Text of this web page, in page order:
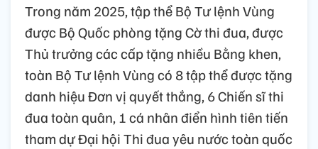
Trong năm 2025, tập thể Bộ Tư lệnh Vùng
được Bộ Quốc phòng tặng Cờ thi đua, được
Thủ trưởng các cấp tặng nhiều Bằng khen,
toàn Bộ Tư lệnh Vùng có 8 tập thể được tặng
danh hiệu Đơn vị quyết thắng, 6 Chiến sĩ thi
đua toàn quân, 1 cá nhân điển hình tiên tiến
tham dự Đại hội Thi đua yêu nước toàn quốc